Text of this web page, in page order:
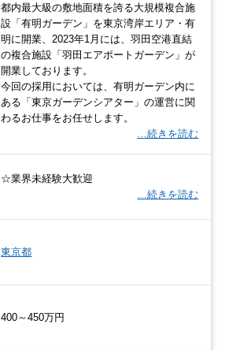
都内最⼤級の敷地⾯積を誇る⼤規模複合施
設「有明ガーデン」を東京湾岸エリア・有
明に開業、2023年1⽉には、⽻⽥空港直結
の複合施設「⽻⽥エアポートガーデン」が
開業しております。
今回の採⽤においては、有明ガーデン内に
ある「東京ガーデンシアター」の運営に関
わるお仕事をお任せします。
…続きを読む
☆業界未経験大歓迎
…続きを読む
東京都
400～450万円